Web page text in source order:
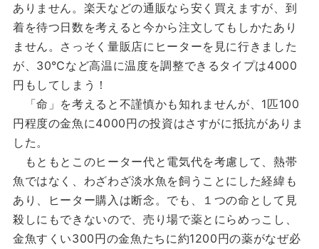
ありません。楽天などの通販なら安く買えますが、到
着を待つ日数を考えると今から注文してもしかたあり
ません。さっそく量販店にヒーターを見に行きました
が、30℃など高温に温度を調整できるタイプは4000
円もしてしまう！
「命」を考えると不謹慎かも知れませんが、1匹100
円程度の金魚に4000円の投資はさすがに抵抗がありま
した。
もともとこのヒーター代と電気代を考慮して、熱帯
魚ではなく、わざわざ淡水魚を飼うことにした経緯も
あり、ヒーター購入は断念。でも、１つの命として見
殺しにもできないので、売り場で薬とにらめっこし、
金魚すくい300円の金魚たちに約1200円の薬がなぜ必